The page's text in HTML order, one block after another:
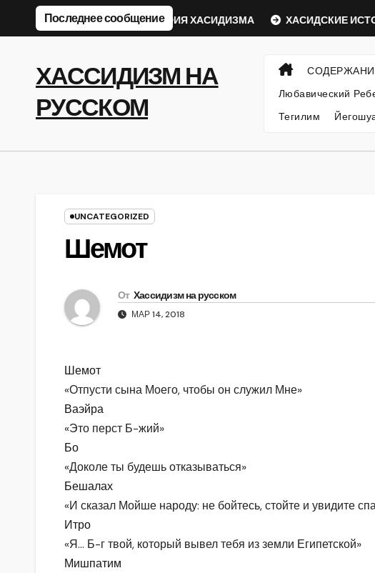
Перейти
Последнее сообщение
Ребе ФИЛОСОФИЯ ХАСИДИЗМА ХАСИДСКИЕ
ХАССИДИЗМ НА
РУССКОМ
Любавический
Тегилим
UNCATEGORIZED
Шемот
От Хассидизм на русском
МАР 14, 2018
Шемот
«Отпусти сына Моего, чтобы он служил Мне»
Ваэйра
«Это перст Б-жий»
Бо
«Доколе ты будешь отказываться»
Бешалах
«И сказал Мойше народу: не бойтесь, стойте и увидите
Итро
«Я… Б-г твой, который вывел тебя из земли Египетской»
Мишпатим